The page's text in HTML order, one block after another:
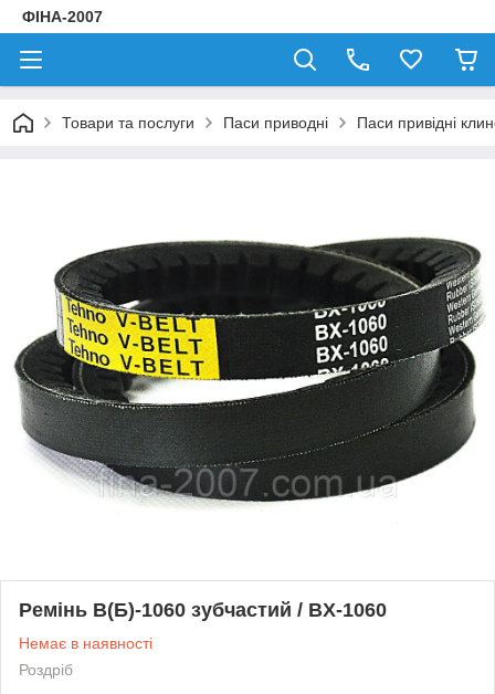
ФІНА-2007
Товари та послуги Паси приводні Паси привідні
Ремінь В(Б)-1060 зубчастий / BX-1060
Немає в наявності
Роздріб